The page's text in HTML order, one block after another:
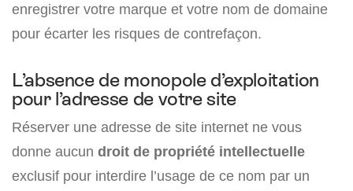
enregistrer votre marque et votre nom de domaine
pour écarter les risques de contrefaçon.
L’absence de monopole d’exploitation
pour l’adresse de votre site
Réserver une adresse de site internet ne vous
donne aucun droit de propriété intellectuelle
exclusif pour interdire l’usage de ce nom par un